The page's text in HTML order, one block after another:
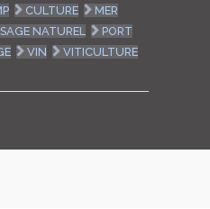
CULTURE
MER
NATUREL
PORT
VIN VITICULTURE